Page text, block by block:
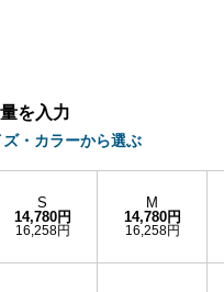
を入力
ズ・カラーから選ぶ
S
14,780円
16,258円
M
14,780円
16,258円